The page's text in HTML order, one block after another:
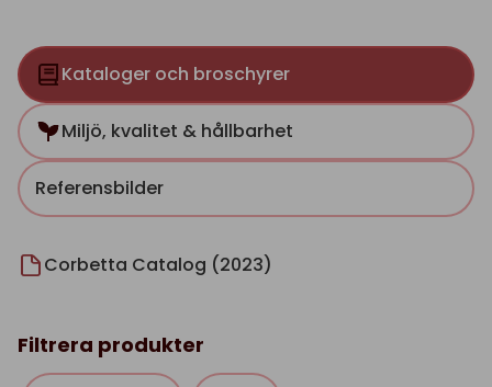
Kataloger och broschyrer
Miljö, kvalitet & hållbarhet
Referensbilder
Corbetta Catalog (2023)
Filtrera produkter